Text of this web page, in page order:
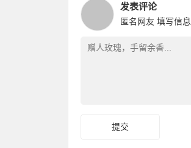
发表评论
匿名网友 填写信息